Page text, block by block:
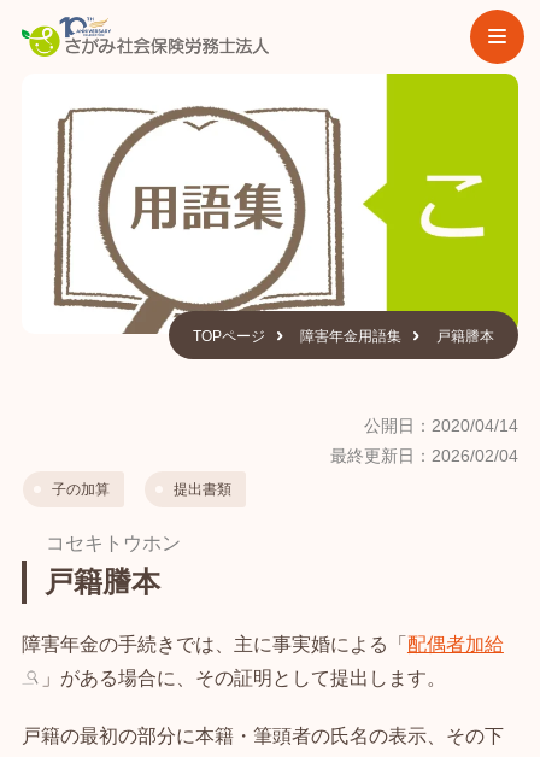
TOPページ 障害年金用語集 戸籍謄本
公開日：2020/04/14
最終更新日：2026/02/04
子の加算 提出書類
コセキトウホン
戸籍謄本
障害年金の手続きでは、主に事実婚による「 配偶者加給
」がある場合に、その証明として提出します。
戸籍の最初の部分に本籍・筆頭者の氏名の表示、その下